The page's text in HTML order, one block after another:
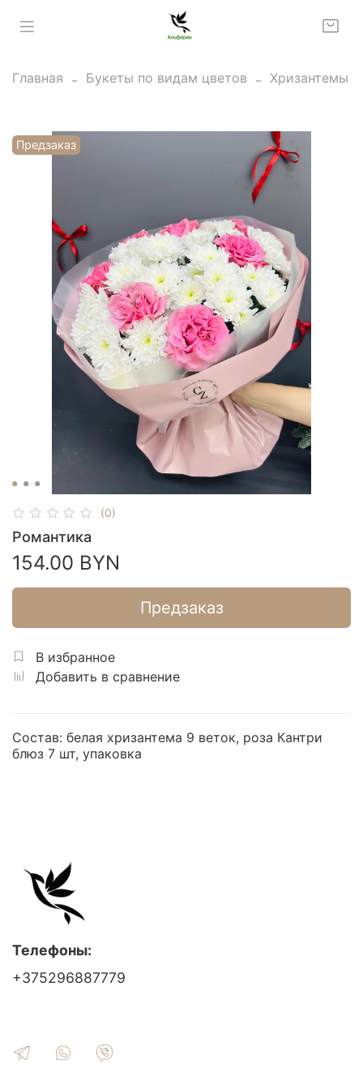
Главная Букеты по видам цветов Хризантемы
Предзаказ
(0)
Романтика
154.00 BYN
Предзаказ
В избранное
Добавить в сравнение
Состав: белая хризантема 9 веток, роза Кантри
блюз 7 шт, упаковка
Телефоны:
+375296887779